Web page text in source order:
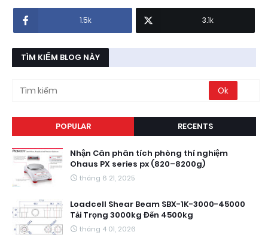
1.5k 3.1k
TÌM KIẾM BLOG NÀY
POPULAR RECENTS
Nhận Cân phân tích phòng thí nghiệm
Ohaus PX series px (820–8200g)
tháng 6 21, 2025
Loadcell Shear Beam SBX-1K-3000-45000
Tải Trọng 3000kg Đến 4500kg
tháng 4 01, 2026